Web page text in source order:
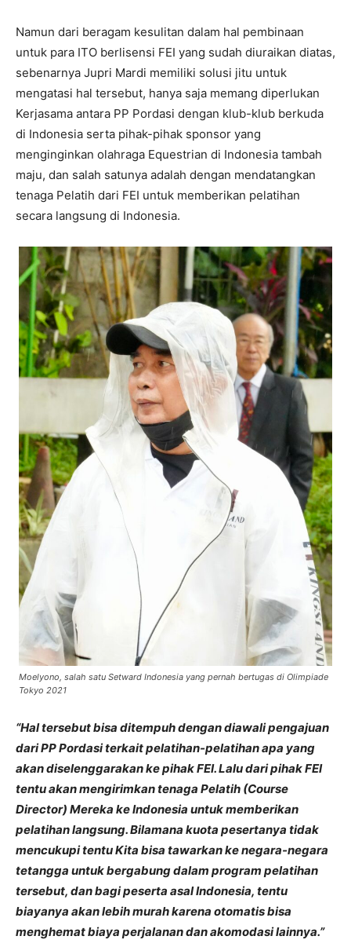
Namun dari beragam kesulitan dalam hal pembinaan
untuk para ITO berlisensi FEI yang sudah diuraikan diatas,
sebenarnya Jupri Mardi memiliki solusi jitu untuk
mengatasi hal tersebut, hanya saja memang diperlukan
Kerjasama antara PP Pordasi dengan klub-klub berkuda
di Indonesia serta pihak-pihak sponsor yang
menginginkan olahraga Equestrian di Indonesia tambah
maju, dan salah satunya adalah dengan mendatangkan
tenaga Pelatih dari FEI untuk memberikan pelatihan
secara langsung di Indonesia.
Moelyono, salah satu Setward Indonesia yang pernah bertugas di Olimpiade
Tokyo 2021
“Hal tersebut bisa ditempuh dengan diawali pengajuan
dari PP Pordasi terkait pelatihan-pelatihan apa yang
akan diselenggarakan ke pihak FEI. Lalu dari pihak FEI
tentu akan mengirimkan tenaga Pelatih (Course
Director) Mereka ke Indonesia untuk memberikan
pelatihan langsung. Bilamana kuota pesertanya tidak
mencukupi tentu Kita bisa tawarkan ke negara-negara
tetangga untuk bergabung dalam program pelatihan
tersebut, dan bagi peserta asal Indonesia, tentu
biayanya akan lebih murah karena otomatis bisa
menghemat biaya perjalanan dan akomodasi lainnya.”